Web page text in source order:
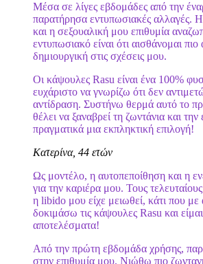
Μέσα σε λίγες εβδομάδες από την
παρατήρησα εντυπωσιακές αλλαγές.
και η σεξουαλική μου επιθυμία
εντυπωσιακό είναι ότι αισθάνομαι
δημιουργική στις σχέσεις μου.
Οι κάψουλες Rasu είναι ένα 100%
ευχάριστο να γνωρίζω ότι δεν
αντίδραση. Συστήνω θερμά αυτό το
θέλει να ξαναβρεί τη ζωντάνια και την
πραγματικά μια εκπληκτική επιλογή!
Κατερίνα, 44 ετών
Ως μοντέλο, η αυτοπεποίθηση και η
για την καριέρα μου. Τους
η libido μου είχε μειωθεί, κάτι που
δοκιμάσω τις κάψουλες Rasu και
αποτελέσματα!
Από την πρώτη εβδομάδα χρήσης,
στην επιθυμία μου. Νιώθω πιο